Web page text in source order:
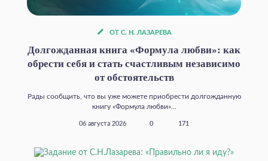
ОТ С. Н. ЛАЗАРЕВА
Долгожданная книга «Формула любви»: как
обрести себя и стать счастливым независимо
от обстоятельств
Рады сообщить, что вы уже можете приобрести долгожданную
книгу «Формула любви»...
06 августа 2026 0 171